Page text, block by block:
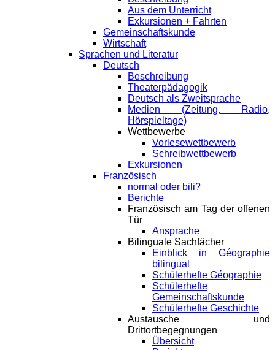
Aus dem Unterricht
Exkursionen + Fahrten
Gemeinschaftskunde
Wirtschaft
Sprachen und Literatur
Deutsch
Beschreibung
Theaterpädagogik
Deutsch als Zweitsprache
Medien (Zeitung, Radio,
Hörspieltage)
Wettbewerbe
Vorlesewettbewerb
Schreibwettbewerb
Exkursionen
Französisch
normal oder bili?
Berichte
Französisch am Tag der offenen
Tür
Ansprache
Bilinguale Sachfächer
Einblick in Géographie
bilingual
Schülerhefte Géographie
Schülerhefte
Gemeinschaftskunde
Schülerhefte Geschichte
Austausche und
Drittortbegegnungen
Übersicht